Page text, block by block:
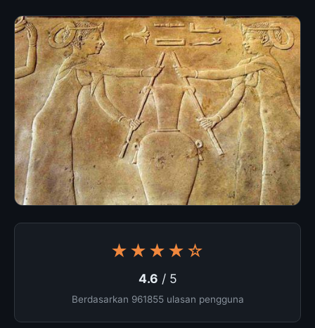
★★★★☆
4.6 / 5
Berdasarkan 961855 ulasan pengguna